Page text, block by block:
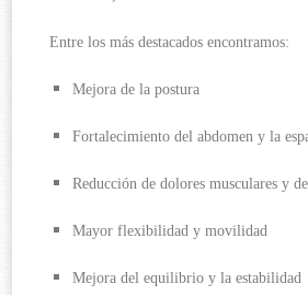
Entre los más destacados encontramos:
Mejora de la postura
Fortalecimiento del abdomen y la
Reducción de dolores musculares y
Mayor flexibilidad y movilidad
Mejora del equilibrio y la estabilidad